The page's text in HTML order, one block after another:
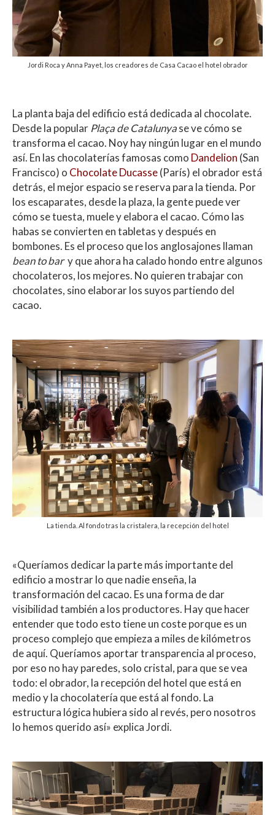
Jordi Roca y Anna Payet, los creadores de Casa Cacao el hotel obrador
La planta baja del edificio está dedicada al chocolate.
Desde la popular Plaça de Catalunyase ve cómo se
transforma el cacao. Noy hay ningún lugar en el mundo
así. En las chocolaterías famosas como Dandelion (San
Francisco) o Chocolate Ducasse(París) el obrador está
detrás, el mejor espacio se reserva para la tienda. Por
los escaparates, desde la plaza, la gente puede ver
cómo se tuesta, muele y elabora el cacao. Cómo las
habas se convierten en tabletas y después en
bombones. Es el proceso que los anglosajones llaman
bean to bary que ahora ha calado hondo entre algunos
chocolateros, los mejores. No quieren trabajar con
chocolates, sino elaborar los suyos partiendo del
cacao.
La tienda. Al fondo tras la cristalera, la recepción del hotel
«Queríamos dedicar la parte más importante del
edificio a mostrar lo que nadie enseña, la
transformación del cacao. Es una forma de dar
visibilidad también a los productores. Hay que hacer
entender que todo esto tiene un coste porque es un
proceso complejo que empieza a miles de kilómetros
de aquí. Queríamos aportar transparencia al proceso,
por eso no hay paredes, solo cristal, para que se vea
todo: el obrador, la recepción del hotel que está en
medio y la chocolatería que está al fondo. La
estructura lógica hubiera sido al revés, pero nosotros
lo hemos querido así» explica Jordi.